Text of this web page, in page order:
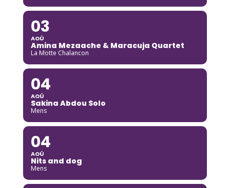
03
AOÛ
Amina Mezaache & Maracuja Quartet
La Motte Chalancon
04
AOÛ
Sakina Abdou Solo
Mens
04
AOÛ
Nits and dog
Mens